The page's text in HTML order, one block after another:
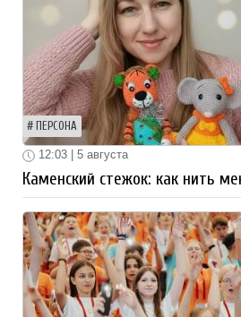
ПЕРСОНА
12:03 | 5 августа
Каменский стежок: как нить